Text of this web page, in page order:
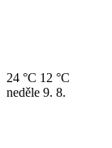
24 °C 12 °C
neděle 9. 8.